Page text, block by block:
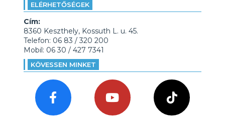
ELÉRHETŐSÉGEK
Cím:
8360 Keszthely, Kossuth L. u. 45.
Telefon: 06 83 / 320 200
Mobil: 06 30 / 427 7341
KÖVESSEN MINKET